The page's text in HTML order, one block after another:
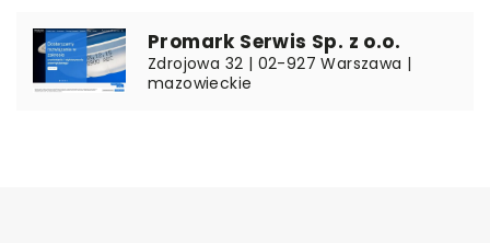
Promark Serwis Sp. z o.o.
Zdrojowa 32 | 02-927 Warszawa |
mazowieckie